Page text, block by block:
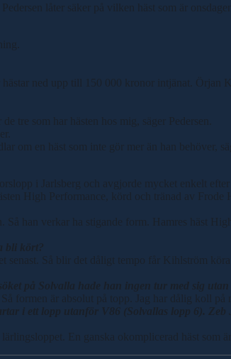
låter säker på vilken häst som är
ned upp till 150 000 kronor intjänat. Örjan
tre som har hästen hos mig, säger Pedersen.
om en häst som inte gör mer än han behöver,
i Jarlsberg och avgjorde mycket enkelt efter
High Performance, körd och tränad av Frode
han verkar ha stigande form. Hamres häst
bli kört?
senast. Så blir det dåligt tempo får Kihlström
på Solvalla hade han ingen tur med sig
formen är absolut på topp. Jag har dålig koll
i ett lopp utanför V86 (Solvallas lopp 6).
En ganska okomplicerad häst som